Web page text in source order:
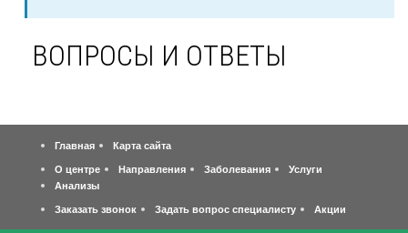
ВОПРОСЫ И ОТВЕТЫ
Главная
Карта сайта
О центре
Направления Заболевания
Услуги
Анализы
Заказать звонок
Задать вопрос специалисту Акции